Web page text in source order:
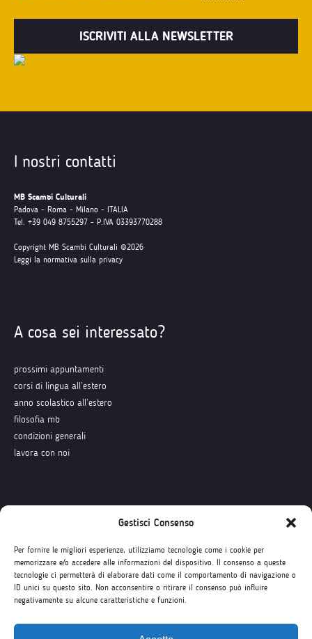
Gestisci Consenso
Per fornire le migliori esperienze, utilizziamo tecnologie come i cookie per
memorizzare e/o accedere alle informazioni del dispositivo. Il consenso a queste
tecnologie ci permetterà di elaborare dati come il comportamento di navigazione o
ID unici su questo sito. Non acconsentire o ritirare il consenso può influire
negativamente su alcune caratteristiche e funzioni.
I nostri contatti
MB Scambi Culturali
Padova - Roma - Milano - ITALIA
Tel. +39 049 8755297 - P.IVA 03393770288
Copyright MB Scambi Culturali ©2026
Leggi la normativa sulla privacy
A cosa sei interessato?
prossimi appuntamenti
corsi di lingua all’estero
anno scolastico all’estero
filosofia mb
condizioni generali
lavora con noi